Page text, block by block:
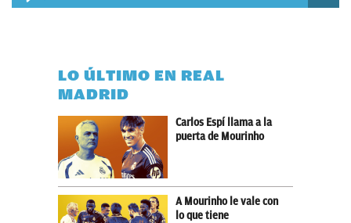
LO ÚLTIMO EN REAL
MADRID
Carlos Espí llama a la
puerta de Mourinho
A Mourinho le vale con
lo que tiene